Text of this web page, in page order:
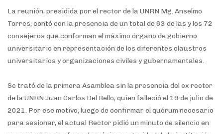
La reunión, presidida por el rector de la UNRN Mg. Anselmo
Torres, contó con la presencia de un total de 63 de las y los 72
consejeros que conforman el máximo órgano de gobierno
universitario en representación de los diferentes claustros
universitarios y organizaciones civiles y gubernamentales.
Se trató de la primera Asamblea sin la presencia del ex rector
de la UNRN Juan Carlos Del Bello, quien falleció el 19 de julio de
2021. Por ese motivo, luego de confirmar el quórum necesario
para sesionar, el actual Rector pidió un minuto de silencio en